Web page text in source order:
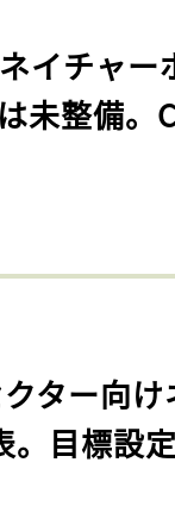
イチャー
未整備。
ター向
。目標設